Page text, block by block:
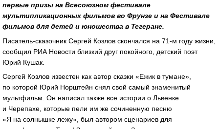
первые призы на Всесоюзном фестивале
мультипликационных фильмов во Фрунзе и на Фестивале
фильмов для детей и юношества в Тегеране.
Писатель-сказочник Сергей Козлов скончался на 71-м году жизни,
сообщил РИА Новости близкий друг покойного, детский поэт
Юрий Кушак.
Сергей Козлов известен как автор сказки «Ежик в тумане»,
по которой Юрий Норштейн снял свой самый знаменитый
мультфильм. Он написал также все истории о Львенке
и Черепахе, которые пели им же сочиненную песню
«Я на солнышке лежу», был автором сценариев для